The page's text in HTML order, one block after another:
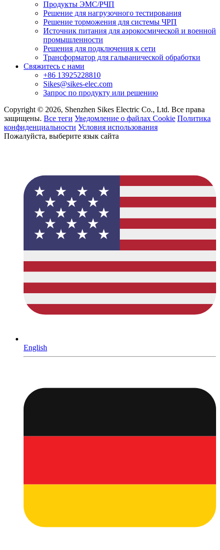
Продукты ЭМС/РЧП
Решение для нагрузочного тестирования
Решение торможения для системы ЧРП
Источник питания для аэрокосмической и военной
промышленности
Решения для подключения к сети
Трансформатор для гальванической обработки
Свяжитесь с нами
+86 13925228810
Sikes@sikes-elec.com
Запрос по продукту или решению
Copyright © 2026, Shenzhen Sikes Electric Co., Ltd. Все права
защищены. Все теги Уведомление о файлах Cookie Политика
конфиденциальности Условия использования
Пожалуйста, выберите язык сайта
English